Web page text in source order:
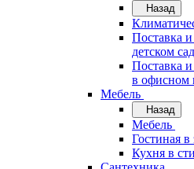
Назад
Поставка и
детском
Поставка
в офисном
Мебель
Назад
Мебель
Гостиная в
Кухня в